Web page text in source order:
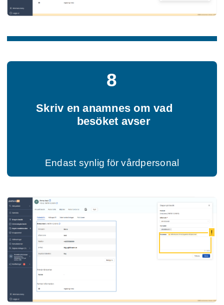
8
Skriv en anamnes om vad
besöket avser
Endast synlig för vårdpersonal
!